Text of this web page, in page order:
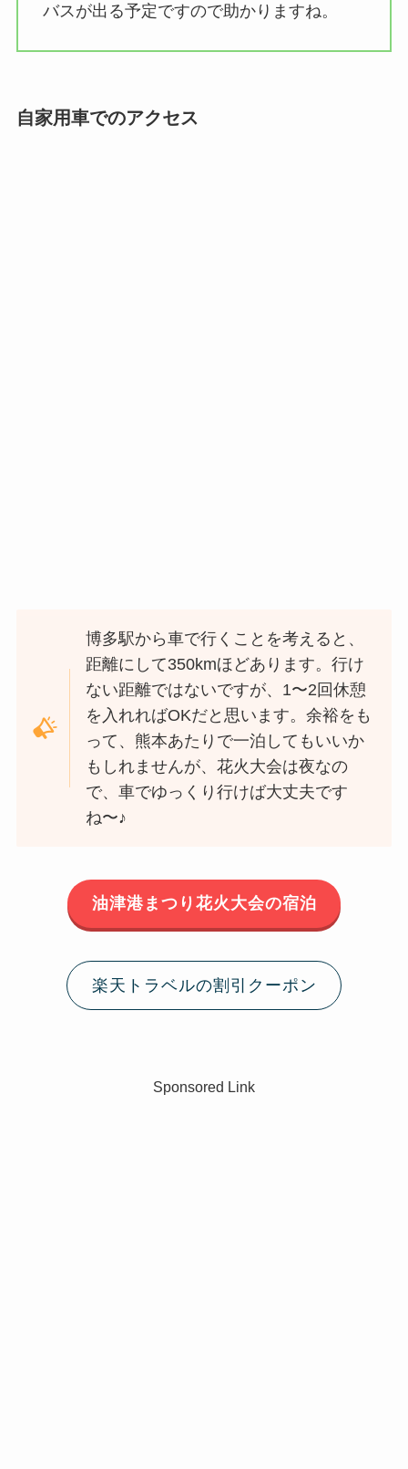
バスが出る予定ですので助かりますね。
自家用車でのアクセス
博多駅から車で行くことを考えると、
距離にして350kmほどあります。行け
ない距離ではないですが、1〜2回休憩
を入れればOKだと思います。余裕をも
って、熊本あたりで一泊してもいいか
もしれませんが、花火大会は夜なの
で、車でゆっくり行けば大丈夫です
ね〜♪
油津港まつり花火大会の宿泊
楽天トラベルの割引クーポン
Sponsored Link